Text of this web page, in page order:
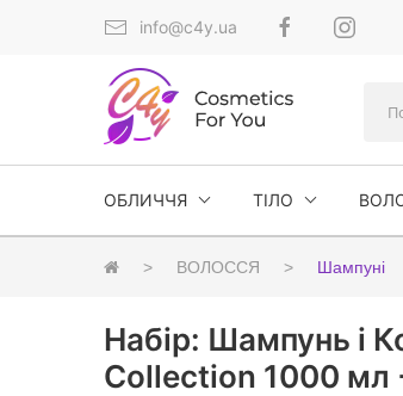
info@c4y.ua
ОБЛИЧЧЯ ТІЛО
ВОЛОССЯ Шампуні
Набір: Шампунь і
Collection 1000 мл